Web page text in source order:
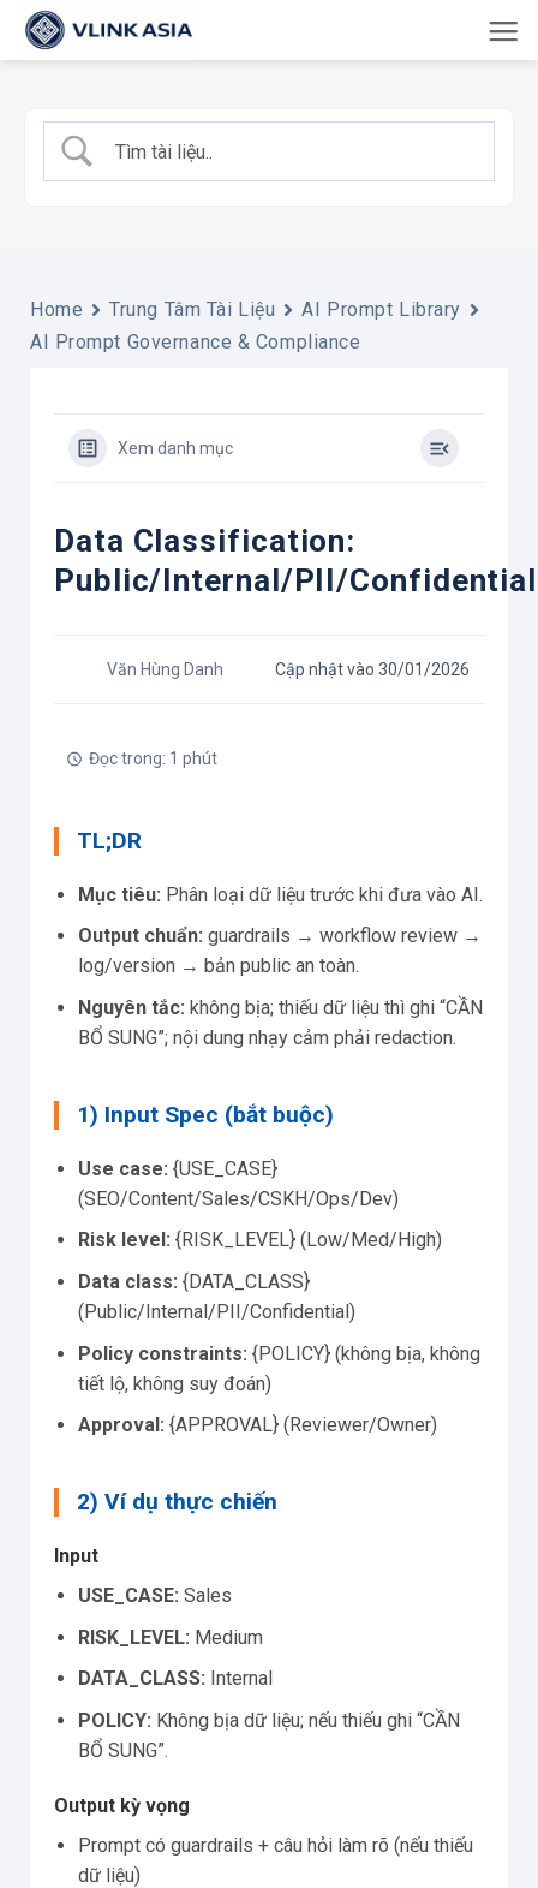
qua
dung
Home Trung Tâm Tài Liệu
AI Prompt Library
AI Prompt Governance & Compliance
Xem danh mục
Data Classification:
Public/Internal/PII/Confidential
Văn Hùng Danh Cập nhật vào 30/01/2026
Đọc trong: 1 phút
TL;DR
Mục tiêu: Phân loại dữ liệu trước khi đưa vào AI.
Output chuẩn: guardrails → workflow review →
log/version → bản public an toàn.
Nguyên tắc: không bịa; thiếu dữ liệu thì ghi “CẦN
BỔ SUNG”; nội dung nhạy cảm phải redaction.
1) Input Spec (bắt buộc)
Use case: {USE_CASE}
(SEO/Content/Sales/CSKH/Ops/Dev)
Risk level: {RISK_LEVEL} (Low/Med/High)
Data class: {DATA_CLASS}
(Public/Internal/PII/Confidential)
Policy constraints: {POLICY} (không bịa, không
tiết lộ, không suy đoán)
Approval: {APPROVAL} (Reviewer/Owner)
2) Ví dụ thực chiến
Input
USE_CASE: Sales
RISK_LEVEL: Medium
DATA_CLASS: Internal
POLICY: Không bịa dữ liệu; nếu thiếu ghi “CẦN
BỔ SUNG”.
Output kỳ vọng
Prompt có guardrails + câu hỏi làm rõ (nếu thiếu
dữ liệu)